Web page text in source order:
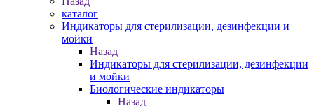
каталог
Индикаторы для стерилизации, дезинфекции и
мойки
Назад
Индикаторы для стерилизации, дезинфекции
и мойки
Биологические индикаторы
Назад